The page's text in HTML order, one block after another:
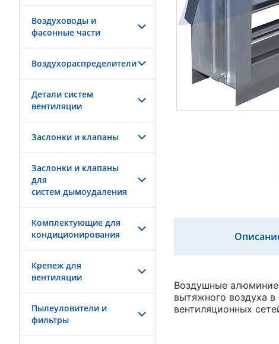
Воздуховоды и
фасонные части
Воздухораспределители
Детали систем
вентиляции
Заслонки и клапаны
Заслонки и клапаны
для
систем дымоудаления
Комплектующие для
кондиционирования
Крепеж для
вентиляции
Пылеуловители и
фильтры
Воздушные
вытяжного воздуха
вентиляционных